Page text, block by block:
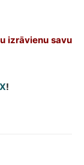
izrāvienu savu
X!